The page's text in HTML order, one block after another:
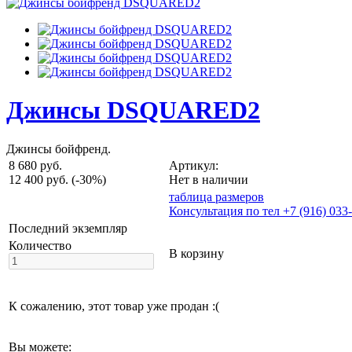
Джинсы DSQUARED2
Джинсы бойфренд.
8 680 руб.
12 400 руб. (-30%)
Артикул:
Нет в наличии
таблица размеров
Консультация по тел +7 (916)
Последний экземпляр
Количество
В корзину
К сожалению, этот товар уже продан :(
Вы можете: